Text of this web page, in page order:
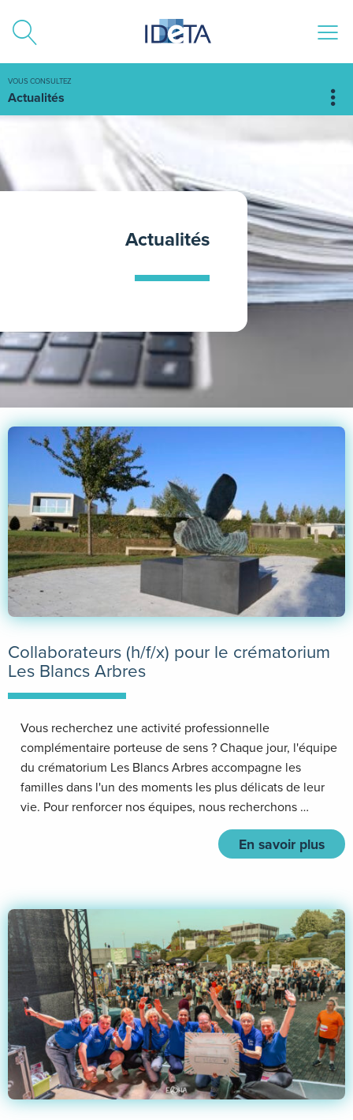
VOUS CONSULTEZ
Actualités
Actualités
Collaborateurs (h/f/x) pour le crématorium
Les Blancs Arbres
Vous recherchez une activité professionnelle
complémentaire porteuse de sens ? Chaque jour, l'équipe
du crématorium Les Blancs Arbres accompagne les
familles dans l'un des moments les plus délicats de leur
vie. Pour renforcer nos équipes, nous recherchons …
En savoir plus